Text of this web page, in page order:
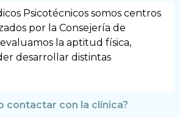
Psicotécnicos somos centros
por la Consejería de
la aptitud física,
desarrollar distintas
contactar con la clínica?